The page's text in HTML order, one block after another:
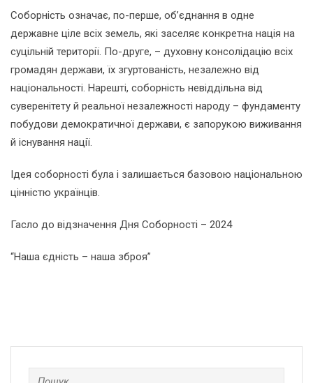
Соборність означає, по-перше, об’єднання в одне
державне ціле всіх земель, які заселяє конкретна нація на
суцільній території. По-друге, – духовну консолідацію всіх
громадян держави, їх згуртованість, незалежно від
національності. Нарешті, соборність невіддільна від
суверенітету й реальної незалежності народу – фундаменту
побудови демократичної держави, є запорукою виживання
й існування нації.
Ідея соборності була і залишається базовою національною
цінністю українців.
Гасло до відзначення Дня Соборності – 2024
“Наша єдність – наша зброя”
Пошук: